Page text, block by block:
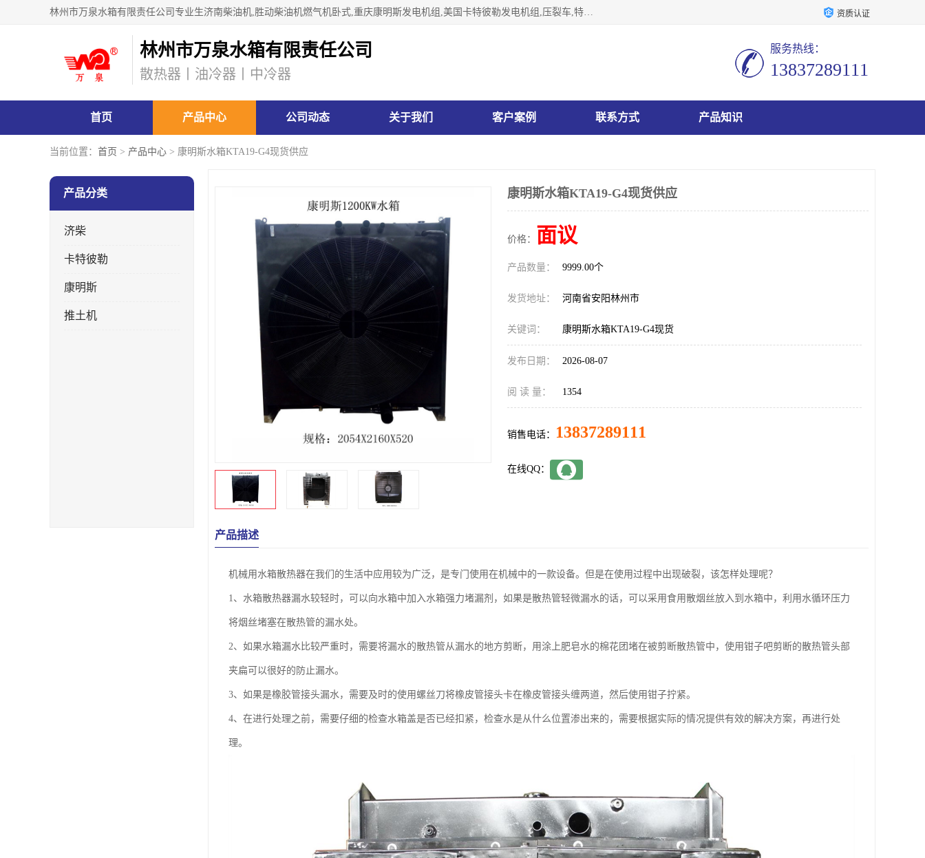
林州市万泉水箱有限责任公司专业生济南柴油机,胜动柴油机燃气机卧式,重庆康明斯发电机组,美国卡特彼勒发电机组,压裂车,特雷克斯矿车,卡特矿车,小松反铲,卡特反铲装载机,日立反铲,阿特拉斯科普柯钻机,山推推土机黄工推土机等系列水箱中冷器油冷器，公司始终发扬自力更生、艰苦奋斗的红旗渠精神、不断开拓、进取，以“先进的生产技术、一流的产品质量、良好的销售信誉”为宗旨。 资质认证
林州市万泉水箱有限责任公司
散热器丨油冷器丨中冷器
服务热线：
13837289111
首页 产品中心 公司动态 关于我们 客户案例 联系方式 产品知识
当前位置： 首页 > 产品中心 > 康明斯水箱KTA19-G4现货供应
产品分类
济柴
卡特彼勒
康明斯
推土机
康明斯水箱KTA19-G4现货供应
价格： 面议
产品数量： 9999.00个
发货地址： 河南省安阳林州市
关键词： 康明斯水箱KTA19-G4现货
发布日期： 2026-08-07
阅 读 量： 1354
销售电话： 13837289111
在线QQ：
产品描述
机械用水箱散热器在我们的生活中应用较为广泛，是专门使用在机械中的一款设备。但是在使用过程中出现破裂，该怎样处理呢？
1、水箱散热器漏水较轻时，可以向水箱中加入水箱强力堵漏剂，如果是散热管轻微漏水的话，可以采用食用散烟丝放入到水箱中，利用水循环压力
将烟丝堵塞在散热管的漏水处。
2、如果水箱漏水比较严重时，需要将漏水的散热管从漏水的地方剪断，用涂上肥皂水的棉花团堵在被剪断散热管中，使用钳子吧剪断的散热管头部
夹扁可以很好的防止漏水。
3、如果是橡胶管接头漏水，需要及时的使用螺丝刀将橡皮管接头卡在橡皮管接头缠两道，然后使用钳子拧紧。
4、在进行处理之前，需要仔细的检查水箱盖是否已经扣紧，检查水是从什么位置渗出来的，需要根据实际的情况提供有效的解决方案，再进行处
理。